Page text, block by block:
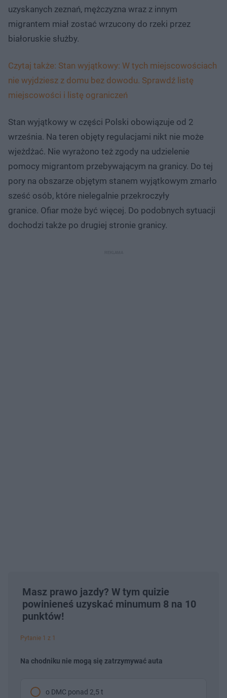
uzyskanych zeznań, mężczyzna wraz z innym
migrantem miał zostać wrzucony do rzeki przez
białoruskie służby.
Czytaj także: Stan wyjątkowy: W tych miejscowościach
nie wyjdziesz z domu bez dowodu. Sprawdź listę
miejscowości i listę ograniczeń
Stan wyjątkowy w części Polski obowiązuje od 2
września. Na teren objęty regulacjami nikt nie może
wjeżdżać. Nie wyrażono też zgody na udzielenie
pomocy migrantom przebywającym na granicy. Do tej
pory na obszarze objętym stanem wyjątkowym zmarło
sześć osób, które nielegalnie przekroczyły
granice. Ofiar może być więcej. Do podobnych sytuacji
dochodzi także po drugiej stronie granicy.
Masz prawo jazdy? W tym quizie
powinieneś uzyskać minumum 8 na 10
punktów!
Pytanie 1 z 1
Na chodniku nie mogą się zatrzymywać auta
o DMC ponad 2,5 t